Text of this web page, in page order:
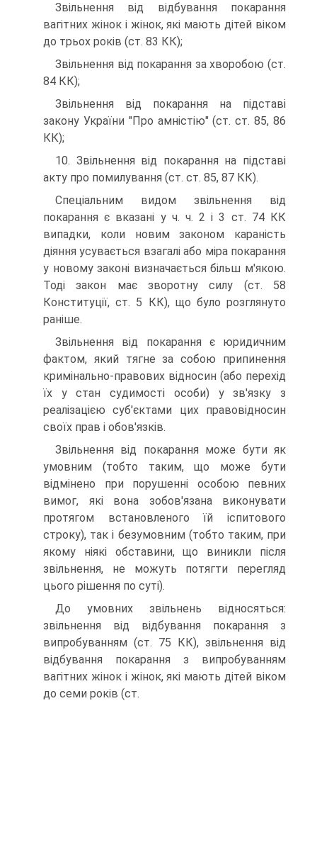
Звільнення від відбування покарання
вагітних жінок і жінок, які мають дітей віком
до трьох років (ст. 83 КК);
Звільнення від покарання за хворобою (ст.
84 КК);
Звільнення від покарання на підставі
закону України "Про амністію" (ст. ст. 85, 86
КК);
10. Звільнення від покарання на підставі
акту про помилування (ст. ст. 85, 87 КК).
Спеціальним видом звільнення від
покарання є вказані у ч. ч. 2 і 3 ст. 74 КК
випадки, коли новим законом караність
діяння усувається взагалі або міра покарання
у новому законі визначається більш м'якою.
Тоді закон має зворотну силу (ст. 58
Конституції, ст. 5 КК), що було розглянуто
раніше.
Звільнення від покарання є юридичним
фактом, який тягне за собою припинення
кримінально-правових відносин (або перехід
їх у стан судимості особи) у зв'язку з
реалізацією суб'єктами цих правовідносин
своїх прав і обов'язків.
Звільнення від покарання може бути як
умовним (тобто таким, що може бути
відмінено при порушенні особою певних
вимог, які вона зобов'язана виконувати
протягом встановленого їй іспитового
строку), так і безумовним (тобто таким, при
якому ніякі обставини, що виникли після
звільнення, не можуть потягти перегляд
цього рішення по суті).
До умовних звільнень відносяться:
звільнення від відбування покарання з
випробуванням (ст. 75 КК), звільнення від
відбування покарання з випробуванням
вагітних жінок і жінок, які мають дітей віком
до семи років (ст.